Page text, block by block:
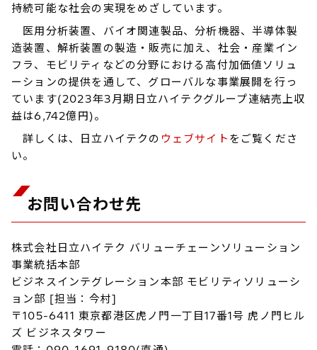
持続可能な社会の実現をめざしています。
医用分析装置、バイオ関連製品、分析機器、半導体製
造装置、解析装置の製造・販売に加え、社会・産業イン
フラ、モビリティなどの分野における高付加価値ソリュ
ーションの提供を通して、グローバルな事業展開を行っ
ています(2023年3月期日立ハイテクグループ連結売上収
益は6,742億円)。
詳しくは、日立ハイテクの ウェブサイト をご覧くださ
い。
お問い合わせ先
株式会社日立ハイテク バリューチェーンソリューション
事業統括本部
ビジネスインテグレーション本部 モビリティソリューシ
ョン部 [担当：今村]
〒105-6411 東京都港区虎ノ門一丁目17番1号 虎ノ門ヒル
ズ ビジネスタワー